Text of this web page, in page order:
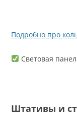
Подробно про
Световая
Штативы и